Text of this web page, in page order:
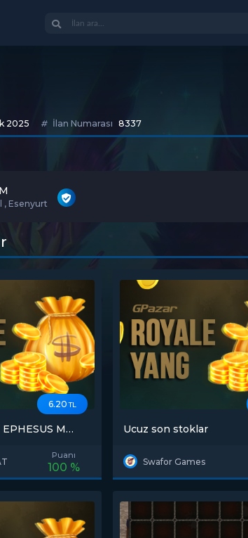
2025 İlan Numarası 8337
, Esenyurt
6.20 TL
M
Puanı
100 %
Ucuz son stoklar
Swafor Games